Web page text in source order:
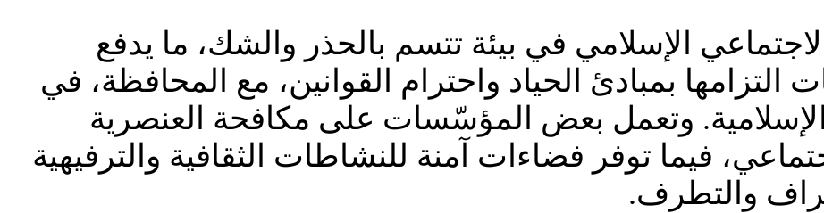
الإسلامي في بيئة تتسم بالحذر والشك، ما يدفع
التزامها بمبادئ الحياد واحترام القوانين، مع المحافظة، في
وتعمل بعض المؤسّسات على مكافحة العنصرية
فيما توفر فضاءات آمنة للنشاطات الثقافية والترفيهية
والتطرف.